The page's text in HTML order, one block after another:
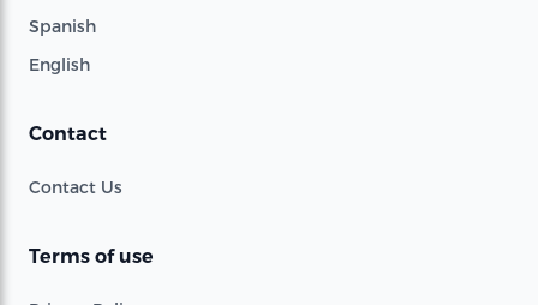
Spanish
English
Contact
Contact Us
Terms of use